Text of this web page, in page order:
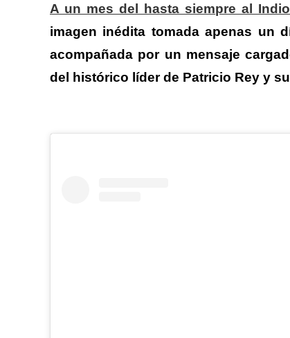
A un mes del hasta siempre al
imagen inédita tomada apenas un
acompañada por un mensaje
del histórico líder de Patricio Rey y